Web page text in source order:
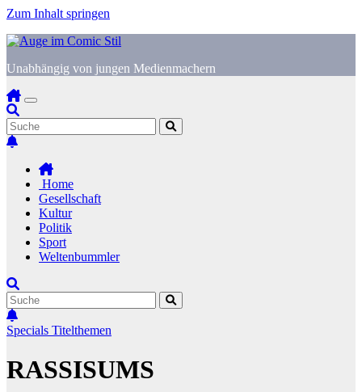
Zum Inhalt springen
Unabhängig von jungen Medienmachern
Home
Gesellschaft
Kultur
Politik
Sport
Weltenbummler
Specials Titelthemen
RASSISUMS